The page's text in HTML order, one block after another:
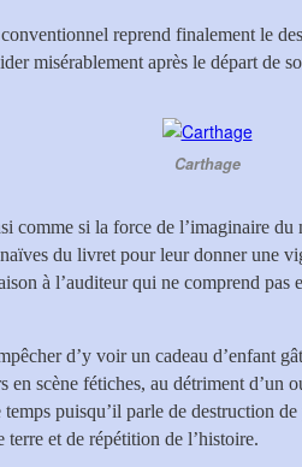
reprend finalement le
misérablement après le départ de
Carthage
comme si la force de l’imaginaire du
du livret pour leur donner une
à l’auditeur qui ne comprend
d’y voir un cadeau d’enfant
en scène fétiches, au détriment d’un
puisqu’il parle de destruction
terre et de répétition de l’histoire.